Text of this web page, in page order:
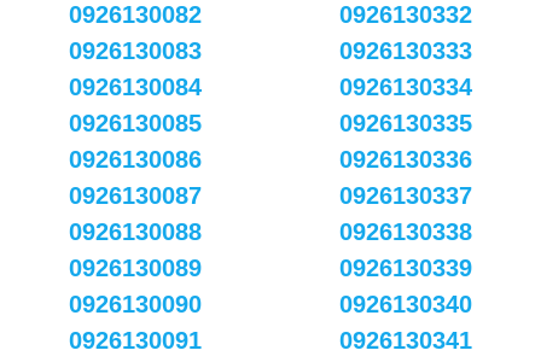
0926130082
0926130083
0926130084
0926130085
0926130086
0926130087
0926130088
0926130089
0926130090
0926130091
0926130332
0926130333
0926130334
0926130335
0926130336
0926130337
0926130338
0926130339
0926130340
0926130341